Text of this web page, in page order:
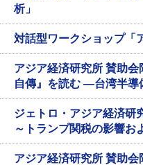
析」
対話型ワークショップ「
アジア経済研究所 賛助
自傳』を読む ―台湾半導
ジェトロ・アジア経済研
～トランプ関税の影響お
アジア経済研究所 賛助